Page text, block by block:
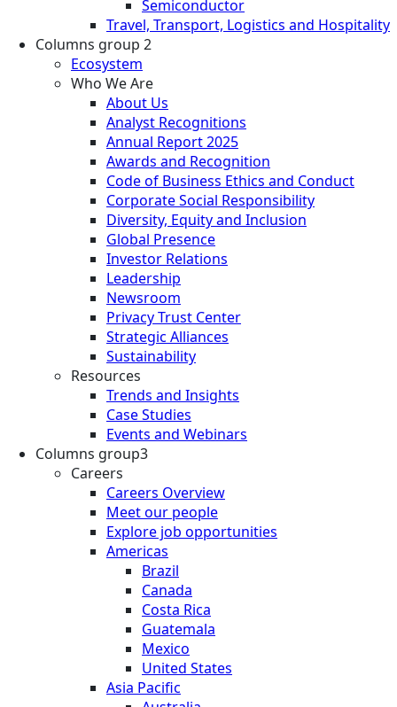
Semiconductor
Travel, Transport, Logistics and Hospitality
Columns group 2
Ecosystem
Who We Are
About Us
Analyst Recognitions
Annual Report 2025
Awards and Recognition
Code of Business Ethics and Conduct
Corporate Social Responsibility
Diversity, Equity and Inclusion
Global Presence
Investor Relations
Leadership
Newsroom
Privacy Trust Center
Strategic Alliances
Sustainability
Resources
Trends and Insights
Case Studies
Events and Webinars
Columns group3
Careers
Careers Overview
Meet our people
Explore job opportunities
Americas
Brazil
Canada
Costa Rica
Guatemala
Mexico
United States
Asia Pacific